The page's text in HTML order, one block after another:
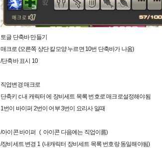
토글 단축바 만들기
매크로 (오른쪽 상단 칼모양 누르면 10번 단축바가 나옴)
/단축바 표시 10
직업변경 매크로
단축키 c 내 캐릭터 에 장비세트 목록 번호로 매크로설정해야됨
1번이 바이퍼 2번이 어부 3번이 요리사 일때
/아이콘 바이퍼 ( 아이콘 다음에는 직업이름)
/장비세트 변경 1 (내캐릭터 장비세트 목록 번호랑 동일해야됨)